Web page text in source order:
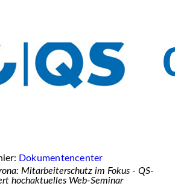
Dokumentencenter
Mitarbeiterschutz im Fokus - QS-
hochaktuelles Web-Seminar